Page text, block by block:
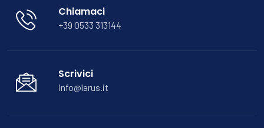
Chiamaci
+39 0533 313144
Scrivici
info@larus.it